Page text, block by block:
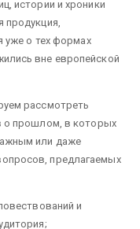
истории и хроники
продукция,
уже о тех формах
вне европейской
рассмотреть
о прошлом, в которых
или даже
предлагаемых
и